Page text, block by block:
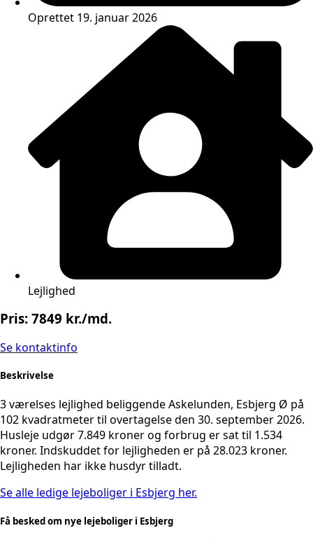
Oprettet 19. januar 2026
Lejlighed
Pris: 7849 kr./md.
Se kontaktinfo
Beskrivelse
3 værelses lejlighed beliggende Askelunden, Esbjerg Ø på
102 kvadratmeter til overtagelse den 30. september 2026.
Husleje udgør 7.849 kroner og forbrug er sat til 1.534
kroner. Indskuddet for lejligheden er på 28.023 kroner.
Lejligheden har ikke husdyr tilladt.
Se alle ledige lejeboliger i Esbjerg her.
Få besked om nye lejeboliger i Esbjerg